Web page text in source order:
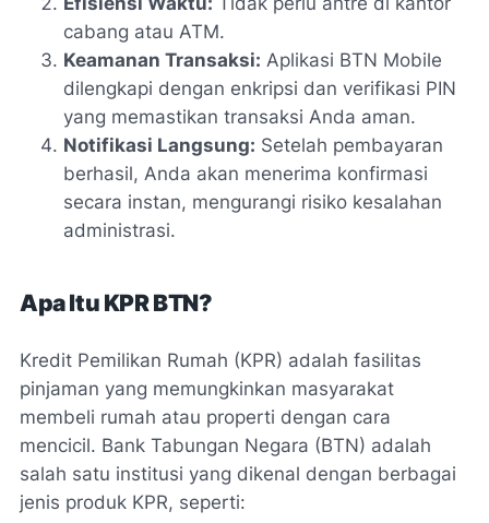
cabang atau ATM.
Keamanan Transaksi: Aplikasi BTN Mobile
dilengkapi dengan enkripsi dan verifikasi PIN
yang memastikan transaksi Anda aman.
Notifikasi Langsung: Setelah pembayaran
berhasil, Anda akan menerima konfirmasi
secara instan, mengurangi risiko kesalahan
administrasi.
Apa Itu KPR BTN?
Kredit Pemilikan Rumah (KPR) adalah fasilitas
pinjaman yang memungkinkan masyarakat
membeli rumah atau properti dengan cara
mencicil. Bank Tabungan Negara (BTN) adalah
salah satu institusi yang dikenal dengan berbagai
jenis produk KPR, seperti: